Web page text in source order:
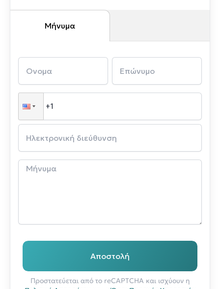
Μήνυμα
Αποστολή
Προστατεύεται από το reCAPTCHA και ισχύουν η